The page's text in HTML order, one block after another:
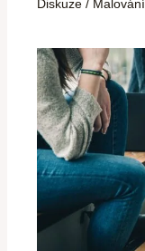
Diskuze / Malování